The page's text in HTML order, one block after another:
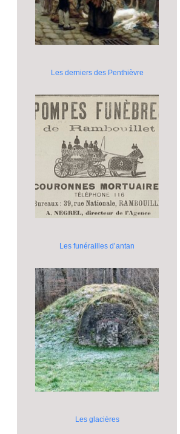
Les derniers des Penthièvre
Les funérailles d’antan
Les glacières